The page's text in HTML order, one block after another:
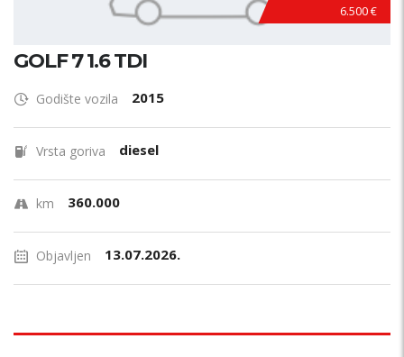
6.500 €
GOLF 7 1.6 TDI
Godište vozila 2015
Vrsta goriva diesel
km 360.000
Objavljen 13.07.2026.